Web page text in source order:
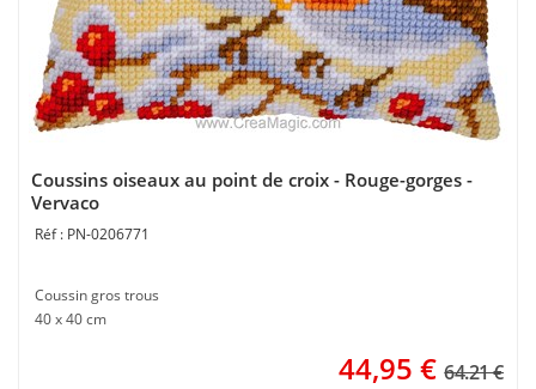
Coussins oiseaux au point de croix - Rouge-gorges -
Vervaco
PN-0206771
Coussin gros trous
40 x 40 cm
44,95 € 64.21 €